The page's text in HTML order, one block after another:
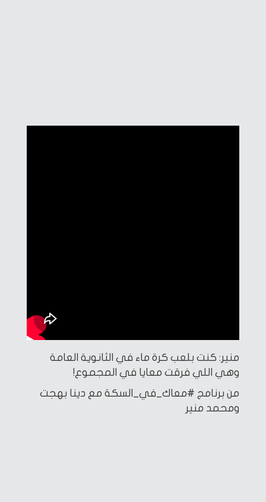
منير: كنت بلعب كرة ماء في الثانوية العامة
وهي اللي فرقت معايا في المجموع!
من برنامج #معاك_في_السكة مع دينا بهجت
ومحمد منير